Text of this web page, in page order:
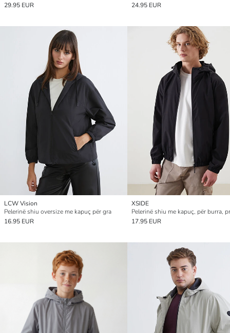
29.95 EUR
24.95 EUR
LCW Vision
Pelerinë shiu oversize me kapuç për gra
16.95 EUR
XSIDE
17.95 EUR